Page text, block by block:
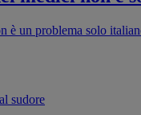
è un problema solo